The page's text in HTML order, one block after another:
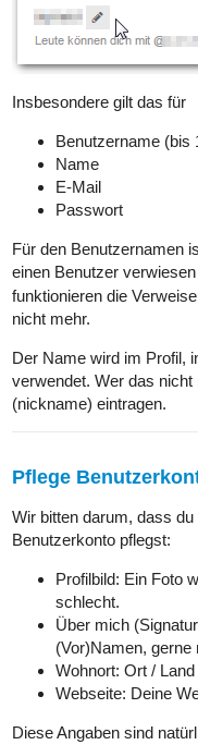
Insbesondere gilt das für
Benutzername (bis
Name
E-Mail
Passwort
Für den Benutzernamen
einen Benutzer
funktionieren die
nicht mehr.
Der Name wird im Profil,
verwendet. Wer das
(nickname) eintragen.
Pflege
Wir bitten darum, dass
Benutzerkonto pflegst:
Profilbild: Ein Foto
schlecht.
Über mich
(Vor)Namen,
Wohnort: Ort / Land
Webseite: Deine
Diese Angaben sind